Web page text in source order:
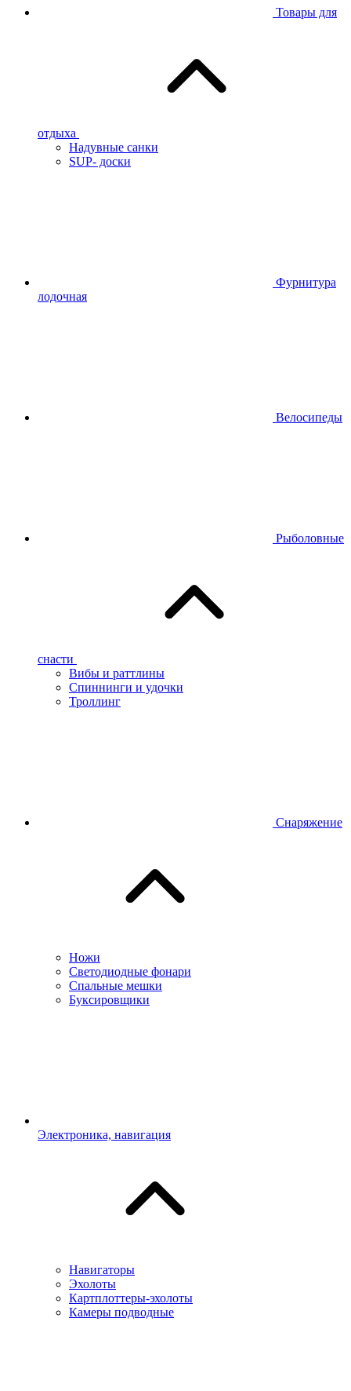
Товары для
отдыха
Надувные санки
SUP- доски
Фурнитура
лодочная
Велосипеды
Рыболовные
снасти
Вибы и раттлины
Спиннинги и удочки
Троллинг
Снаряжение
Ножи
Светодиодные фонари
Спальные мешки
Буксировщики
Электроника, навигация
Навигаторы
Эхолоты
Картплоттеры-эхолоты
Камеры подводные